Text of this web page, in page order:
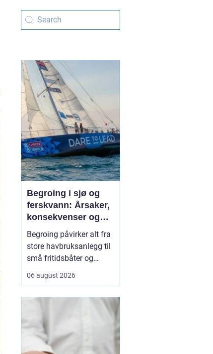
Begroing i sjø og
ferskvann: Årsaker,
konsekvenser og
løsninger
Begroing påvirker alt fra
store havbruksanlegg til
små fritidsbåter og
praktiske, økonomiske
utfordringer. For eiere av
installasjoner i vann
handler ...
06 august 2026